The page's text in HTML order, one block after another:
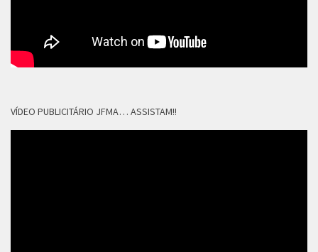
VÍDEO PUBLICITÁRIO JFMA… ASSISTAM!!